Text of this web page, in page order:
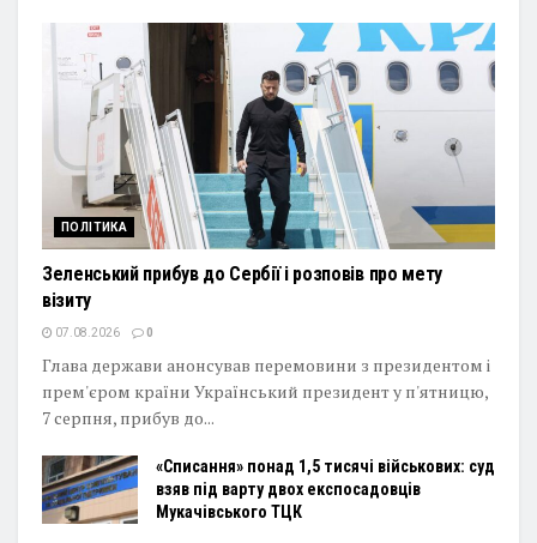
ПОЛІТИКА
Зеленський прибув до Сербії і розповів про мету
візиту
07.08.2026 0
Глава держави анонсував перемовини з президентом і
прем'єром країни Український президент у п'ятницю,
7 серпня, прибув до...
«Списання» понад 1,5 тисячі військових: суд
взяв під варту двох експосадовців
Мукачівського ТЦК